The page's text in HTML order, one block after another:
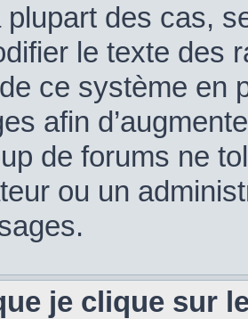
plupart des cas,
le texte des
ce système en
afin
de forums ne
ou un
je clique sur